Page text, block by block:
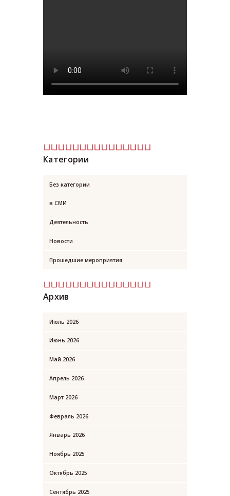
Категории
Без категории
в СМИ
Деятельность
Новости
Прошедшие мероприятия
Архив
Июль 2026
Июнь 2026
Май 2026
Апрель 2026
Март 2026
Февраль 2026
Январь 2026
Ноябрь 2025
Октябрь 2025
Сентябрь 2025